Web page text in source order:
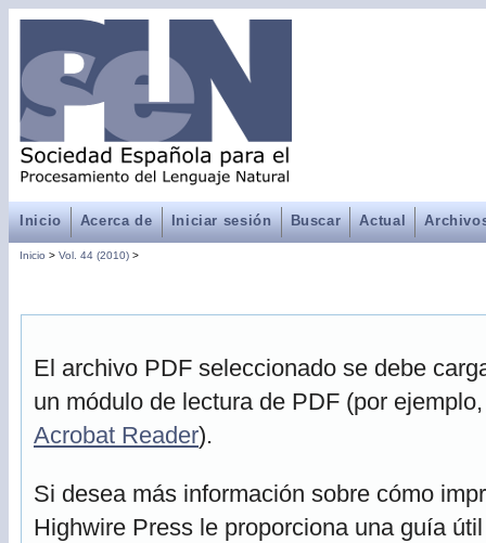
Inicio Acerca de Iniciar sesión Buscar Actual
Inicio > Vol. 44 (2010) >
El archivo PDF seleccionado se debe
un módulo de lectura de PDF (por
Acrobat Reader).
Si desea más información sobre cómo
Highwire Press le proporciona una guía